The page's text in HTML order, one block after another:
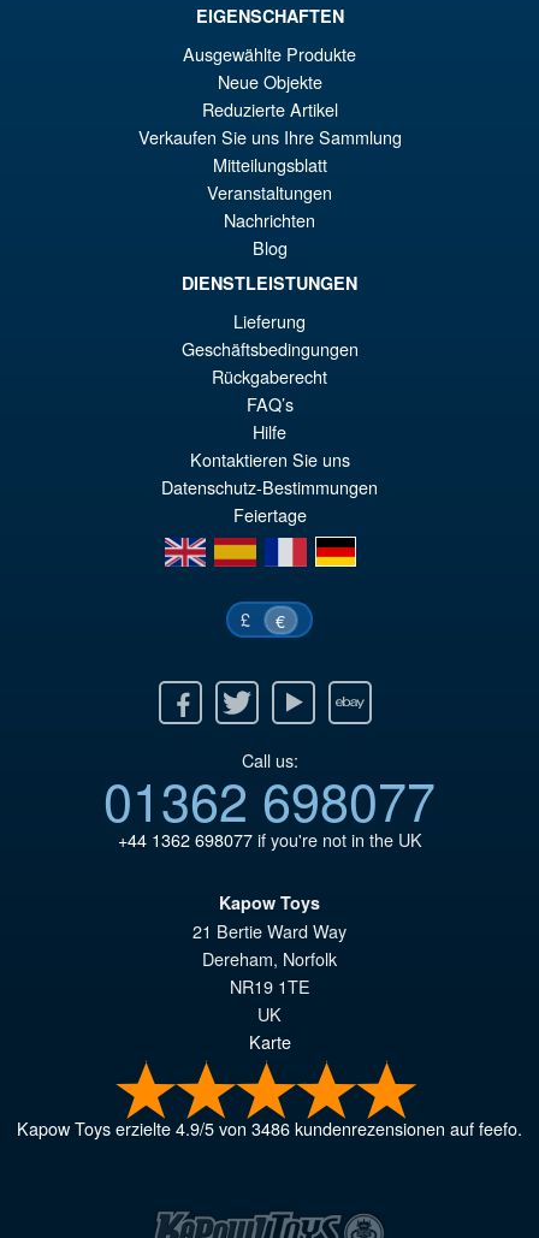
VORBESTELLUNGEN
S.H.Figuarts Isao Shinomiya
Kaiju No.8 Action Figure
IN DEN WARENKORB
EIGENSCHAFTEN
Ausgewählte Produkte
Neue Objekte
Reduzierte Artikel
Verkaufen Sie uns Ihre Sammlung
Mitteilungsblatt
Veranstaltungen
Nachrichten
Blog
DIENSTLEISTUNGEN
Lieferung
Geschäftsbedingungen
Rückgaberecht
FAQ’s
Hilfe
Kontaktieren Sie uns
Datenschutz-Bestimmungen
Feiertage
en
es fr de
£ €
Twitter Youtube Ebay
Call us:
01362 698077
+44 1362 698077if you're not in the UK
Kapow Toys
21 Bertie Ward Way
Dereham, Norfolk
NR19 1TE
UK
Karte
Kapow Toyserzielte4.9/5von3486kundenrezensionen auf feefo.